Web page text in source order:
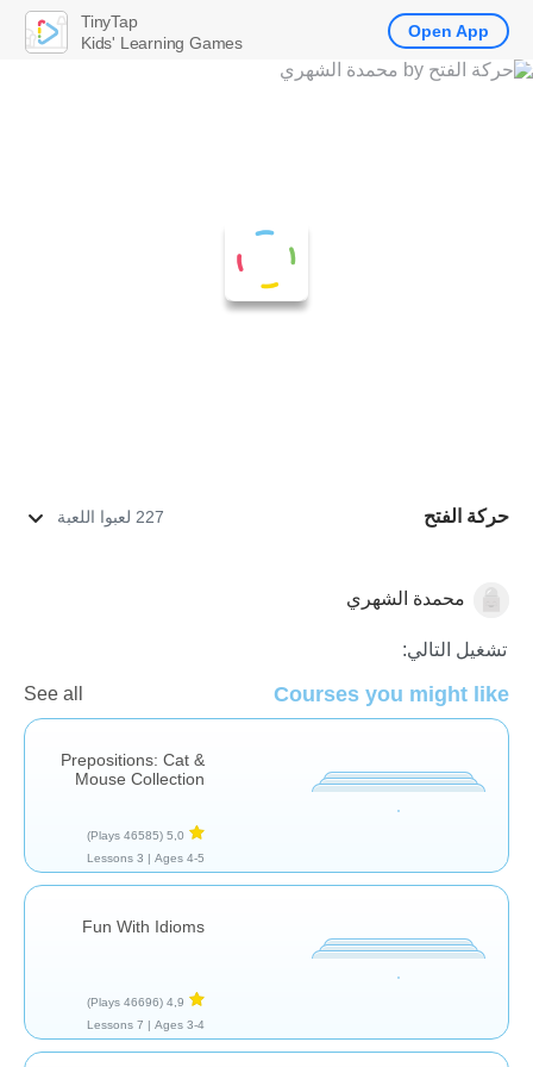
حركة الفتح 227 لعبوا اللعبة
علاج النطق
محمدة الشهري
تشغيل التالي:
Courses you might like
See all
Prepositions: Cat &
Mouse Collection
5,0
(46585 Plays)
Ages 4-5 |
3 Lessons
Fun With Idioms
4,9
(46696 Plays)
Ages 3-4 |
7 Lessons
TinyTap
Kids' Learning Games
Open App